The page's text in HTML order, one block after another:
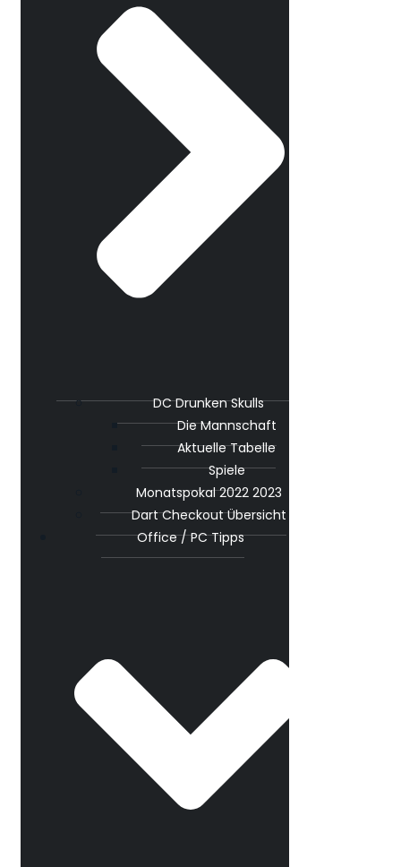
DC Drunken Skulls
Die Mannschaft
Aktuelle Tabelle
Spiele
Monatspokal 2022 2023
Dart Checkout Übersicht
Office / PC Tipps